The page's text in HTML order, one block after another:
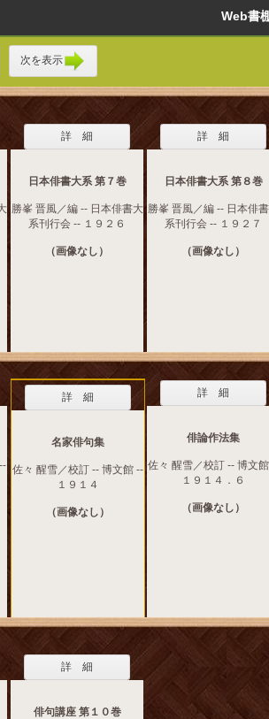
Web
次を表示
詳 細
日本俳書大系 第７巻
勝峯 晋風／編 -- 日本俳書大
系刊行会 -- １９２６
（画像なし）
詳 細
日本俳書大系 第８巻
勝峯 晋風／編 -- 日本俳
系刊行会 -- １９２７
（画像なし）
詳 細
名家俳句集
佐々 醒雪／校訂 -- 博文館 --
１９１４
（画像なし）
詳 細
俳論作法集
佐々 醒雪／校訂 -- 博文
１９１４．６
（画像なし）
詳 細
俳句講座 第１０巻